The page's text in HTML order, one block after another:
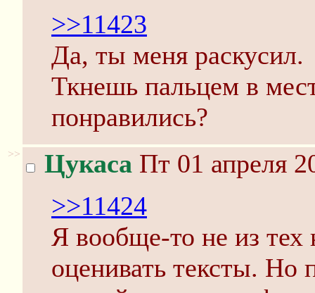
>>11423
Да, ты меня раскусил.
Ткнешь пальцем в
понравились?
>> Цукаса Пт 01 апреля
>>11424
Я вообще-то не из тех
оценивать тексты. Но